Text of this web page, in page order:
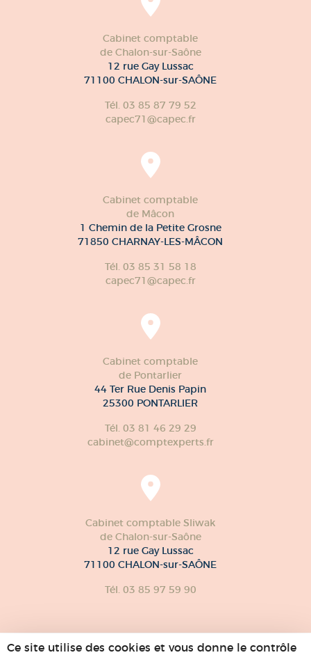
Ce site utilise des cookies et vous donne le contrôle
Cabinet comptable
de Chalon-sur-Saône
12 rue Gay Lussac
71100 CHALON-sur-SAÔNE
Tél. 03 85 87 79 52
capec71@capec.fr
Cabinet comptable
de Mâcon
1 Chemin de la Petite Grosne
71850 CHARNAY-LES-MÂCON
Tél. 03 85 31 58 18
capec71@capec.fr
Cabinet comptable
de Pontarlier
44 Ter Rue Denis Papin
25300 PONTARLIER
Tél. 03 81 46 29 29
cabinet@comptexperts.fr
Cabinet comptable Sliwak
de Chalon-sur-Saône
12 rue Gay Lussac
71100 CHALON-sur-SAÔNE
Tél. 03 85 97 59 90